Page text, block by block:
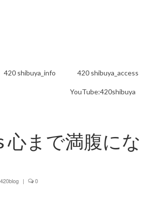
420 shibuya_info 420 shibuya_access
YouTube:420shibuya
心まで満腹に
420blog | 0